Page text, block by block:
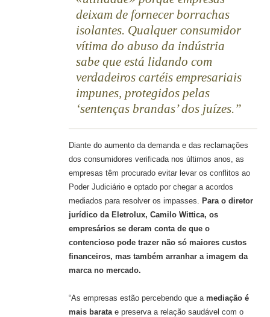
deixam de fornecer borrachas
isolantes. Qualquer consumidor
vítima do abuso da indústria
sabe que está lidando com
verdadeiros cartéis empresariais
impunes, protegidos pelas
‘sentenças brandas’ dos juízes.
Diante do aumento da demanda e das reclamações
dos consumidores verificada nos últimos anos, as
empresas têm procurado evitar levar os conflitos ao
Poder Judiciário e optado por chegar a acordos
mediados para resolver os impasses. Para o diretor
jurídico da Eletrolux, Camilo Wittica, os
empresários se deram conta de que o
contencioso pode trazer não só maiores custos
financeiros, mas também arranhar a imagem da
marca no mercado.
“As empresas estão percebendo que a mediação é
mais baratae preserva a relação saudável com o